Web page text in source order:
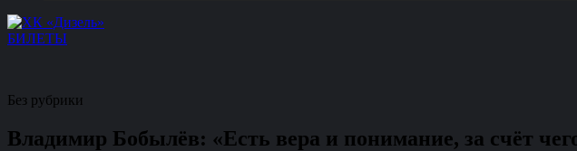
БИЛЕТЫ
Без рубрики
Владимир Бобылёв: «Есть вера и понимание, за счёт